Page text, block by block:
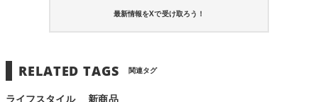
最新情報をXで受け取ろう！
RELATED TAGS 関連タグ
ライフスタイル 新商品